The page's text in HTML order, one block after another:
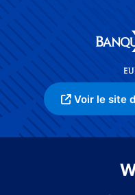
Voir le site